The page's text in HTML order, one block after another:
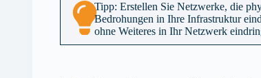
Tipp: Erstellen Sie Netzwerke, die
Bedrohungen in Ihre Infrastruktur
ohne Weiteres in Ihr Netzwerk